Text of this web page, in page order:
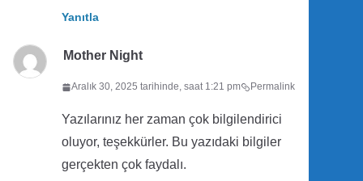
Yanıtla
Mother Night
Aralık 30, 2025 tarihinde, saat 1:21 pm Permalink
Yazılarınız her zaman çok bilgilendirici
oluyor, teşekkürler. Bu yazıdaki bilgiler
gerçekten çok faydalı.